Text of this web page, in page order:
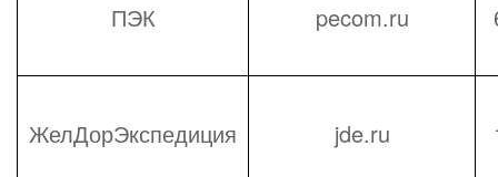
ПЭК pecom.ru
ЖелДорЭкспедиция jde.ru